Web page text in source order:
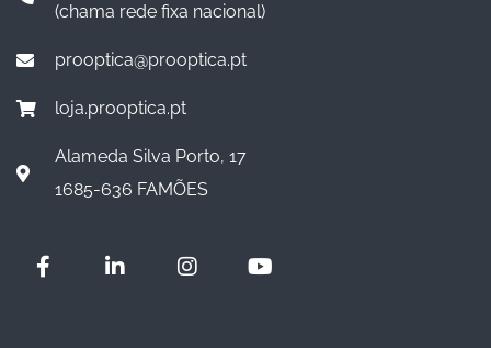
(chama rede fixa nacional)
prooptica@prooptica.pt
loja.prooptica.pt
Alameda Silva Porto, 17
1685-636 FAMÕES